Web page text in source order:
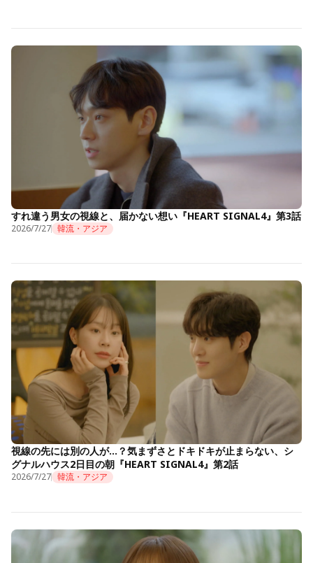
すれ違う男女の視線と、届かない想い『HEART SIGNAL4』第3話
2026/7/27 韓流・アジア
視線の先には別の人が…？気まずさとドキドキが止まらない、シ
グナルハウス2日目の朝『HEART SIGNAL4』第2話
2026/7/27 韓流・アジア